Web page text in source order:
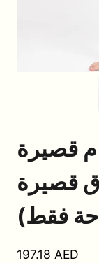
قصيرة
قصيرة
197.18 AED